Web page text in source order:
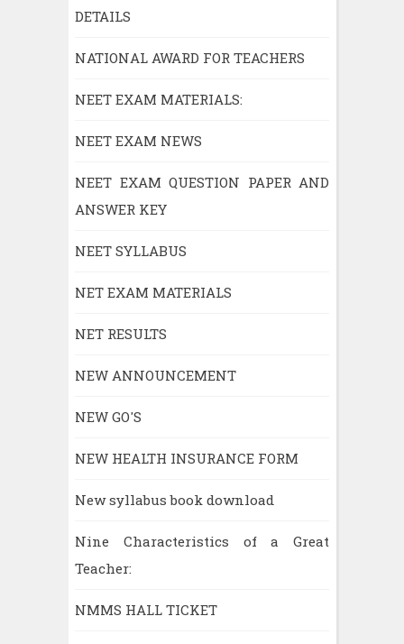
DETAILS
NATIONAL AWARD FOR TEACHERS
NEET EXAM MATERIALS:
NEET EXAM NEWS
NEET EXAM QUESTION PAPER AND
ANSWER KEY
NEET SYLLABUS
NET EXAM MATERIALS
NET RESULTS
NEW ANNOUNCEMENT
NEW GO'S
NEW HEALTH INSURANCE FORM
New syllabus book download
Nine Characteristics of a Great
Teacher:
NMMS HALL TICKET